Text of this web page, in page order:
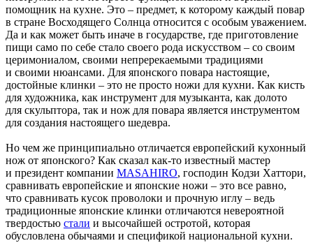
помощник на кухне. Это – предмет, к которому каждый повар
в стране Восходящего Солнца относится с особым уважением.
Да и как может быть иначе в государстве, где приготовление
пищи само по себе стало своего рода искусством – со своим
церимониалом, своими непререкаемыми традициями
и своими нюансами. Для японского повара настоящие,
достойные клинки – это не просто ножи для кухни. Как кисть
для художника, как инструмент для музыканта, как долото
для скульптора, так и нож для повара является инструментом
для создания настоящего шедевра.
Но чем же принципиально отличается европейский кухонный
нож от японского? Как сказал как-то известный мастер
и президент компании MASAHIRO, господин Кодзи Хаттори,
сравнивать европейские и японские ножи – это все равно,
что сравнивать кусок проволоки и прочную иглу – ведь
традиционные японские клинки отличаются невероятной
твердостью стали и высочайшей остротой, которая
обусловлена обычаями и спецификой национальной кухни.